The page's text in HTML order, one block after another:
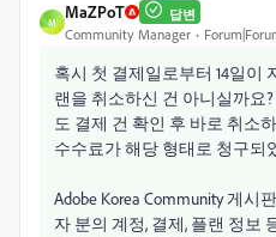
M
MaZPoT 답변
Community Manager
혹시 첫 결제일로부터 14일이
랜을 취소하신 건 아니실까요
도 결제 건 확인 후 바로 취소
수수료가 해당 형태로 청구되
Adobe Korea Community 게시
자 분의 계정, 결제, 플랜 정보